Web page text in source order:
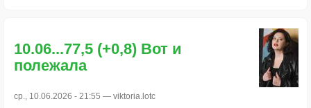
10.06...77,5 (+0,8) Вот и
полежала
ср., 10.06.2026 - 21:55 — viktoria.lotc